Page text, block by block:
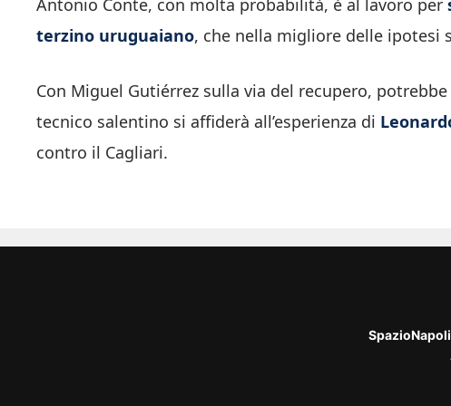
Antonio Conte, con molta probabilità, è al lavoro per
terzino uruguaiano, che nella migliore delle ipotesi
Con Miguel Gutiérrez sulla via del recupero,
tecnico salentino si affiderà all’esperienza di
contro il Cagliari.
SpazioNapoli